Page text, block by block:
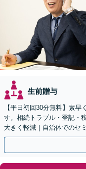
生前贈与
【平日初回30分無料】素
す。相続トラブル・登記・
大きく軽減｜自治体でのセ
ずはお気軽にご相談くださ